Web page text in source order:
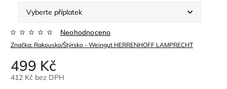
Značka: Rakousko/Štýrsko - Weingut HERRENHOFF LAMPRECHT
Neohodnoceno
499 Kč
412 Kč bez DPH